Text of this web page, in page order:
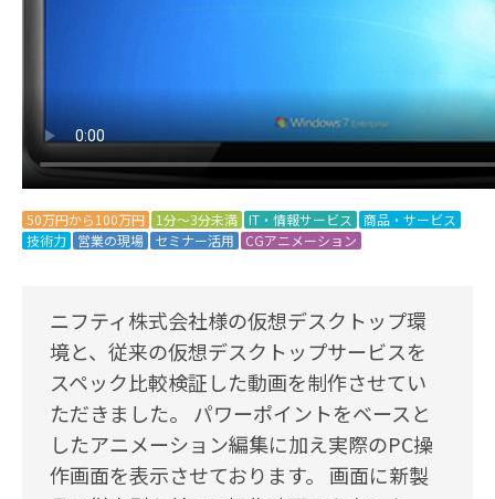
50万円から100万円 1分～3分未満 IT・情報サービス
商品・サービス
技術力
営業の現場 セミナー活用 CGアニメーション
ニフティ株式会社様の仮想デスクトップ環
境と、従来の仮想デスクトップサービスを
スペック比較検証した動画を制作させてい
ただきました。 パワーポイントをベースと
したアニメーション編集に加え実際のPC操
作画面を表示させております。 画面に新製